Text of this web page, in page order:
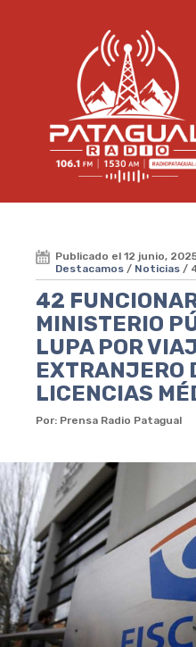
Publicado el 12 junio,
Destacamos / Noticias /
42
MINISTERIO
LUPA POR
EXTRANJERO
LICENCIAS
Por: Prensa Radio Patagual